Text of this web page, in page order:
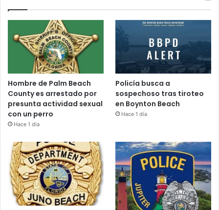
Hombre de Palm Beach
County es arrestado por
presunta actividad sexual
con un perro
Hace 1 día
Policía busca a
sospechoso tras tiroteo
en Boynton Beach
Hace 1 día